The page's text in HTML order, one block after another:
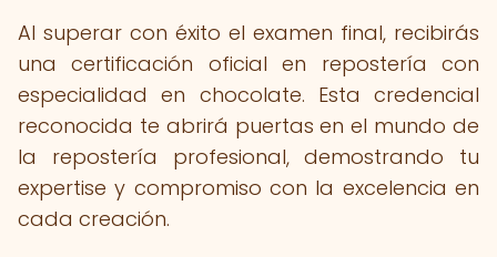
Al superar con éxito el examen final, recibirás
una certificación oficial en repostería con
especialidad en chocolate. Esta credencial
reconocida te abrirá puertas en el mundo de
la repostería profesional, demostrando tu
expertise y compromiso con la excelencia en
cada creación.